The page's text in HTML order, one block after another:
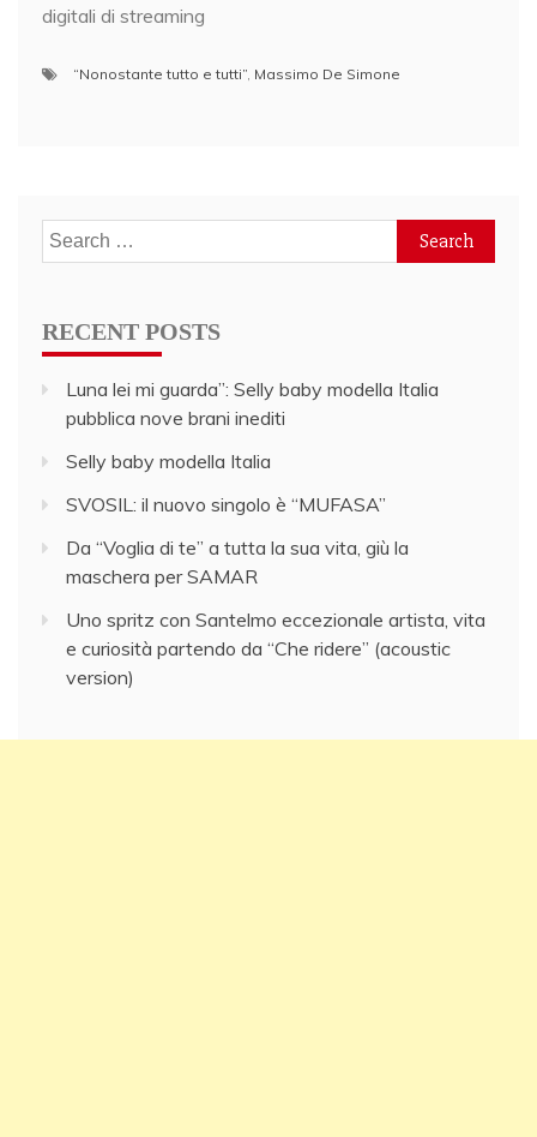
digitali di streaming
“Nonostante tutto e tutti” Massimo De Simone
Search
for:
RECENT POSTS
Luna lei mi guarda”: Selly baby modella Italia
pubblica nove brani inediti
Selly baby modella Italia
SVOSIL: il nuovo singolo è “MUFASA”
Da “Voglia di te” a tutta la sua vita, giù la
maschera per SAMAR
Uno spritz con Santelmo eccezionale artista, vita
e curiosità partendo da “Che ridere” (acoustic
version)